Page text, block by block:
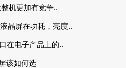
机更加有竞争..
晶屏在功耗，亮度..
在电子产品上的..
该如何选